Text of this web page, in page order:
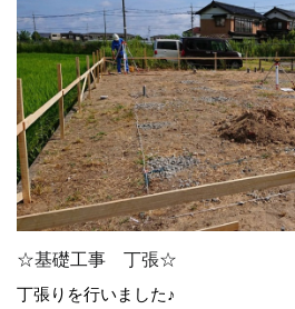
☆基礎工事 丁張☆
丁張りを行いました♪